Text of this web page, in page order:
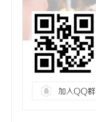
加入QQ群